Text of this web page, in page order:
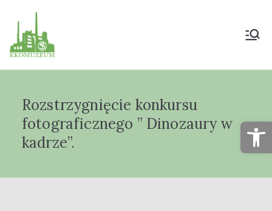
Muzeum Przyrody
"Ekomuzeum" im.
Jana Pazdura
Rozstrzygnięcie konkursu
fotograficznego ” Dinozaury w
kadrze”.